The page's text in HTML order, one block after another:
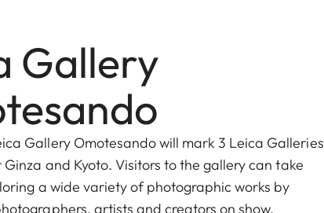
Gallery
Gallery Omotesando will mark 3 Leica Galleries
and Kyoto. Visitors to the gallery can take
a wide variety of photographic works by
artists and creators on show.